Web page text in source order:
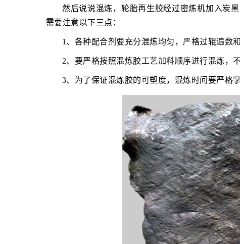
然后说说混炼，轮胎再生胶经过密炼机加入炭
需要注意以下三点：
1、各种配合剂要充分混炼均匀，严格过辊遍数
2、要严格按照混炼胶工艺加料顺序进行混炼，
3、为了保证混炼胶的可塑度，混炼时间要严格掌